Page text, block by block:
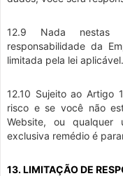
12.9 Nada nestas
responsabilidade da
limitada pela lei aplicável.
12.10 Sujeito ao Artigo
risco e se você não
Website, ou qualquer
exclusiva remédio é
13. LIMITAÇÃO DE